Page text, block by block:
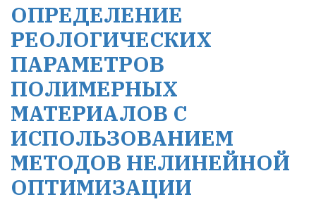
ОПРЕДЕЛЕНИЕ
РЕОЛОГИЧЕСКИХ
ПАРАМЕТРОВ
ПОЛИМЕРНЫХ
МАТЕРИАЛОВ С
ИСПОЛЬЗОВАНИЕМ
МЕТОДОВ НЕЛИНЕЙНОЙ
ОПТИМИЗАЦИИ